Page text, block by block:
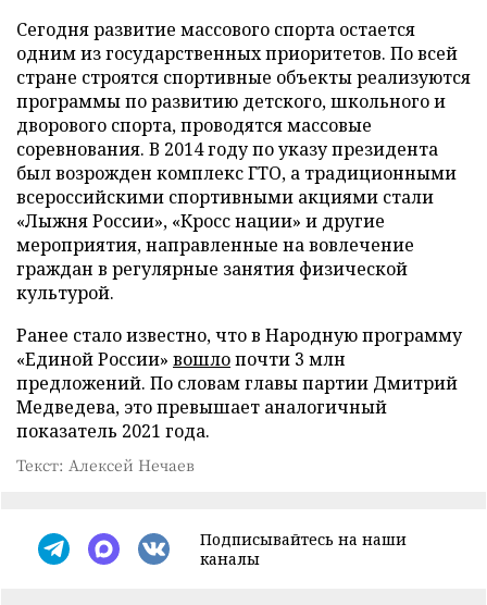
Сегодня развитие массового спорта остается
одним из государственных приоритетов. По всей
стране строятся спортивные объекты реализуются
программы по развитию детского, школьного и
дворового спорта, проводятся массовые
соревнования. В 2014 году по указу президента
был возрожден комплекс ГТО, а традиционными
всероссийскими спортивными акциями стали
«Лыжня России», «Кросс нации» и другие
мероприятия, направленные на вовлечение
граждан в регулярные занятия физической
культурой.
Ранее стало известно, что в Народную программу
«Единой России» вошлопочти 3 млн
предложений. По словам главы партии Дмитрий
Медведева, это превышает аналогичный
показатель 2021 года.
Текст: Алексей Нечаев
Подписывайтесь на наши
каналы